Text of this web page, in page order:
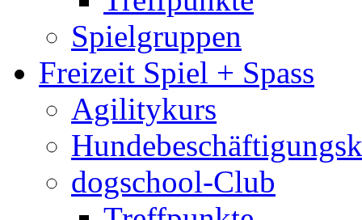
Spielgruppen
Freizeit Spiel + Spass
Agilitykurs
dogschool-Club